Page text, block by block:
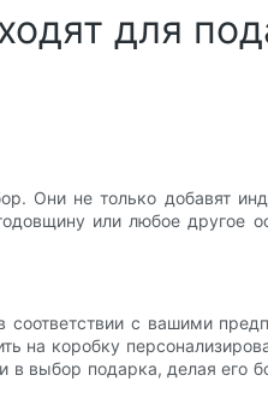
для
Они не только добавят
или любое другое
с вашими
на коробку
в выбор подарка, делая его